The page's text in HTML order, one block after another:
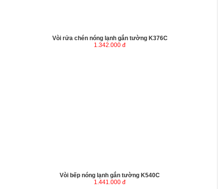
Vòi rửa chén nóng lạnh gắn tường K376C
1.342.000 đ
Vòi bếp nóng lạnh gắn tường K540C
1.441.000 đ